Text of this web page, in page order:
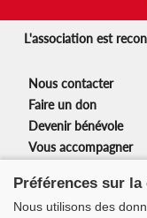
L'association est
Nous contacter
Faire un don
Devenir bénévole
Vous accompagner
Nos partenaires
Préférences sur
Nous utilisons des